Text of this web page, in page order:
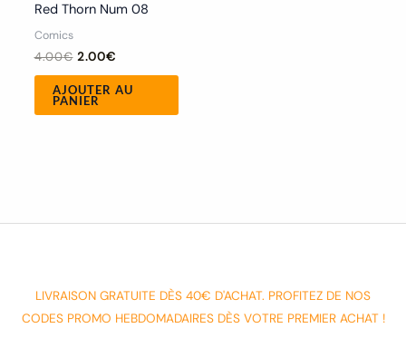
Red Thorn Num 08
Comics
4.00€ 2.00€
AJOUTER AU
PANIER
LIVRAISON GRATUITE DÈS 40€ D'ACHAT. PROFITEZ DE NOS
CODES PROMO HEBDOMADAIRES DÈS VOTRE PREMIER ACHAT !